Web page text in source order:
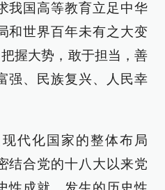
我国高等教育立足中华
和世界百年未有之大变
握大势，敢于担当，善
强、民族复兴、人民幸
代化国家的整体布局
结合党的十八大以来党